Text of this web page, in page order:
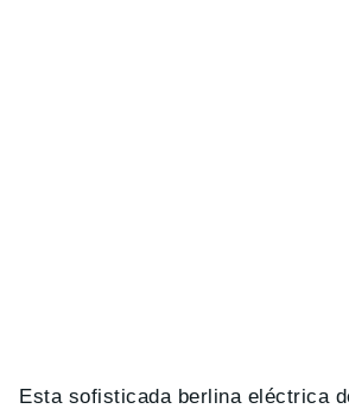
Esta sofisticada berlina eléctrica